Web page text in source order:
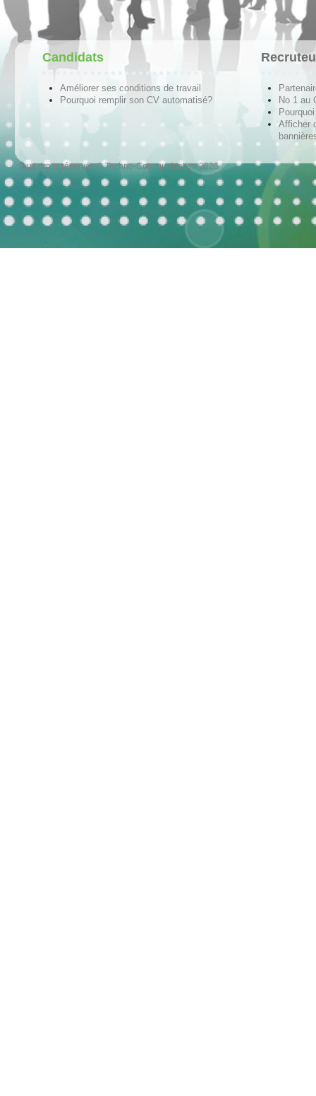
Candidats
Améliorer ses conditions de travail
Pourquoi remplir son CV automatisé?
No 1 au
Afficher
Tous droits réservés © Techno-Communication 2026